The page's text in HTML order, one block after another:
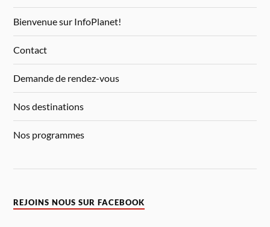
Bienvenue sur InfoPlanet!
Contact
Demande de rendez-vous
Nos destinations
Nos programmes
REJOINS NOUS SUR FACEBOOK